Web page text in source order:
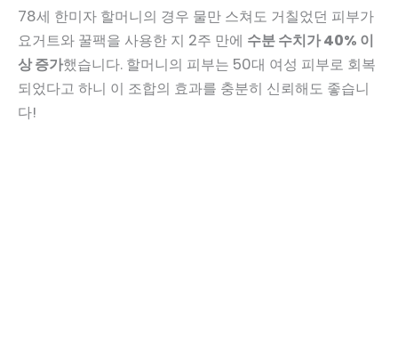
78세 한미자 할머니의 경우 물만 스쳐도 거칠었던 피부가
요거트와 꿀팩을 사용한 지 2주 만에 수분 수치가 40% 이
상 증가했습니다. 할머니의 피부는 50대 여성 피부로 회복
되었다고 하니 이 조합의 효과를 충분히 신뢰해도 좋습니
다!